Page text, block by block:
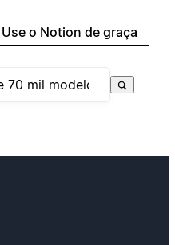
Use o Notion de graça